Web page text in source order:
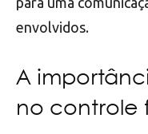
envolvidos.
A
no controle